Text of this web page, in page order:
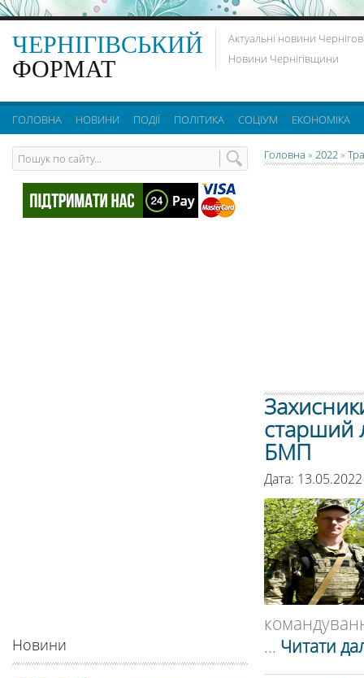
ЧЕРНІГІВСЬКИЙ
ФОРМАТ
Актуальні новини
Новини Чернігівщини
ГОЛОВНА НОВИНИ ПОДІЇ ПОЛІТИКА СОЦІУМ ЕКОНОМІКА
Головна » 2022»
старший
БМП
Дата:
... Читати
Новини